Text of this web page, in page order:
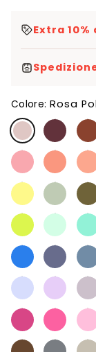
Extra
Colore:Rosa